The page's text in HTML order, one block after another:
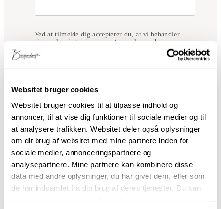
Websitet bruger cookies
Websitet bruger cookies til at tilpasse indhold og
annoncer, til at vise dig funktioner til sociale medier og til
at analysere trafikken. Websitet deler også oplysninger
om dit brug af websitet med mine partnere inden for
sociale medier, annonceringspartnere og
analysepartnere. Mine partnere kan kombinere disse
data med andre oplysninger, du har givet dem, eller som
de har indsamlet fra din brug af deres tjenester. Du kan
Ved at tilmelde dig accepterer du, at vi behandler
dine oplysninger i overensstemmelse med vores